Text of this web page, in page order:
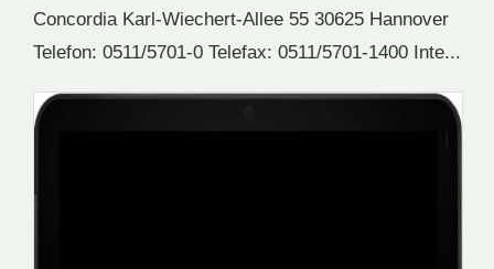
Concordia Karl-Wiechert-Allee 55 30625 Hannover
Telefon: 0511/5701-0 Telefax: 0511/5701-1400 Inte...